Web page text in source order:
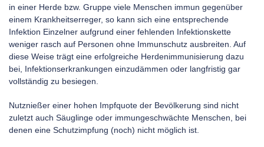
in einer Herde bzw. Gruppe viele Menschen immun gegenüber
einem Krankheitserreger, so kann sich eine entsprechende
Infektion Einzelner aufgrund einer fehlenden Infektionskette
weniger rasch auf Personen ohne Immunschutz ausbreiten. Auf
diese Weise trägt eine erfolgreiche Herdenimmunisierung dazu
bei, Infektionserkrankungen einzudämmen oder langfristig gar
vollständig zu besiegen.
Nutznießer einer hohen Impfquote der Bevölkerung sind nicht
zuletzt auch Säuglinge oder immungeschwächte Menschen, bei
denen eine Schutzimpfung (noch) nicht möglich ist.